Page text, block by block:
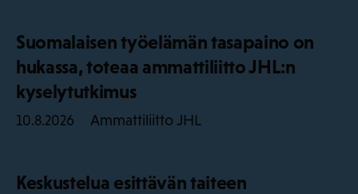
Suomalaisen työelämän tasapaino on
hukassa, toteaa ammattiliitto JHL:n
kyselytutkimus
10.8.2026 Ammattiliitto JHL
Keskustelua esittävän taiteen